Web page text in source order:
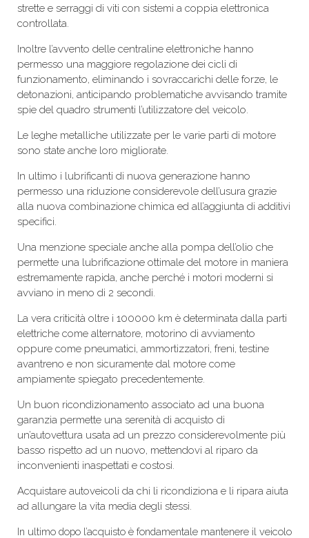
strette e serraggi di viti con sistemi a coppia elettronica
controllata.
Inoltre l’avvento delle centraline elettroniche hanno
permesso una maggiore regolazione dei cicli di
funzionamento, eliminando i sovraccarichi delle forze, le
detonazioni, anticipando problematiche avvisando tramite
spie del quadro strumenti l’utilizzatore del veicolo.
Le leghe metalliche utilizzate per le varie parti di motore
sono state anche loro migliorate.
In ultimo i lubrificanti di nuova generazione hanno
permesso una riduzione considerevole dell’usura grazie
alla nuova combinazione chimica ed all’aggiunta di additivi
specifici.
Una menzione speciale anche alla pompa dell’olio che
permette una lubrificazione ottimale del motore in maniera
estremamente rapida, anche perché i motori moderni si
avviano in meno di 2 secondi.
La vera criticità oltre i 100000 km è determinata dalla parti
elettriche come alternatore, motorino di avviamento
oppure come pneumatici, ammortizzatori, freni, testine
avantreno e non sicuramente dal motore come
ampiamente spiegato precedentemente.
Un buon ricondizionamento associato ad una buona
garanzia permette una serenità di acquisto di
un’autovettura usata ad un prezzo considerevolmente più
basso rispetto ad un nuovo, mettendovi al riparo da
inconvenienti inaspettati e costosi.
Acquistare autoveicoli da chi li ricondiziona e li ripara aiuta
ad allungare la vita media degli stessi.
In ultimo dopo l’acquisto è fondamentale mantenere il veicolo